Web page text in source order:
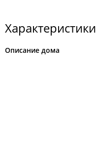
Характеристики
Описание дома